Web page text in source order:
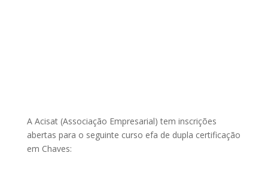
A Acisat (Associação Empresarial) tem inscrições
abertas para o seguinte curso efa de dupla certificação
em Chaves: